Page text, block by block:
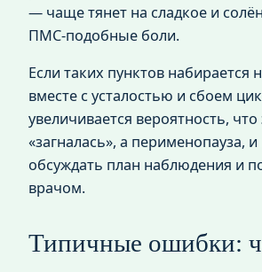
— чаще тянет на сладкое и
ПМС‑подобные боли.
Если таких пунктов набирается
вместе с усталостью и сбоем
увеличивается вероятность,
«загналась», а перименопауза,
обсуждать план наблюдения и
врачом.
Типичные ошибки: